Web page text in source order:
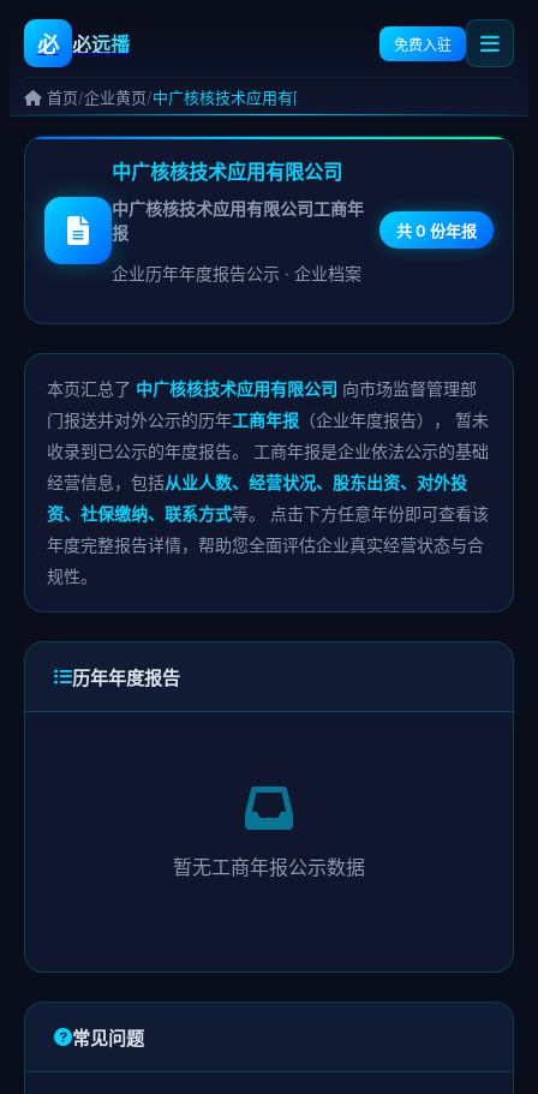
必 必远播 免费入驻
首页/企业黄页/中广核核技术应用有限公司
中广核核技术应用有限公司
中广核核技术应用有限公司工商年
报
企业历年年度报告公示 · 企业档案
共 0 份年报
本页汇总了 中广核核技术应用有限公司 向市场监督管理部
门报送并对外公示的历年工商年报 （企业年度报告）， 暂未
收录到已公示的年度报告。 工商年报是企业依法公示的基础
经营信息，包括从业人数、经营状况、股东出资、对外投
资、社保缴纳、联系方式等。 点击下方任意年份即可查看该
年度完整报告详情，帮助您全面评估企业真实经营状态与合
规性。
历年年度报告
暂无工商年报公示数据
常见问题